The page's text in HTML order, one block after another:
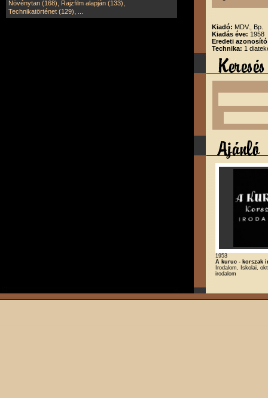
Növénytan (168), Rajzfilm alapján (133),
Technikatörténet (129),
Kiadó: MDV., Bp.
Kiadás éve: 1958
Eredeti
Technika: 1
1953
A kuruc - korszak
Irodalom, Iskolai,
irodalom